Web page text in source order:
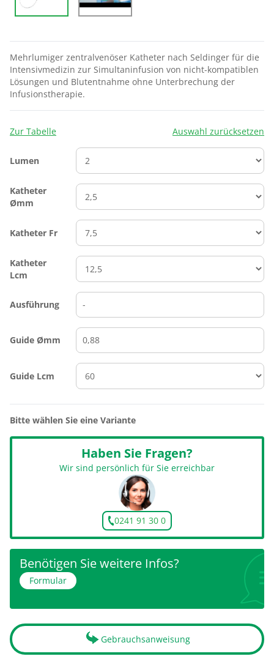
Mehrlumiger zentralvenöser Katheter nach Seldinger für die
Intensivmedizin zur Simultaninfusion von nicht-kompatiblen
Lösungen und Blutentnahme ohne Unterbrechung der
Infusionstherapie.
Zur Tabelle Auswahl zurücksetzen
Lumen
Katheter
Ømm
Katheter Fr
Katheter
Lcm
Ausführung
Guide Ømm
Guide Lcm
Bitte wählen Sie eine Variante
Haben Sie Fragen?
Wir sind persönlich für Sie erreichbar
0241 91 30 0
Benötigen Sie weitere Infos?
Formular
Gebrauchsanweisung